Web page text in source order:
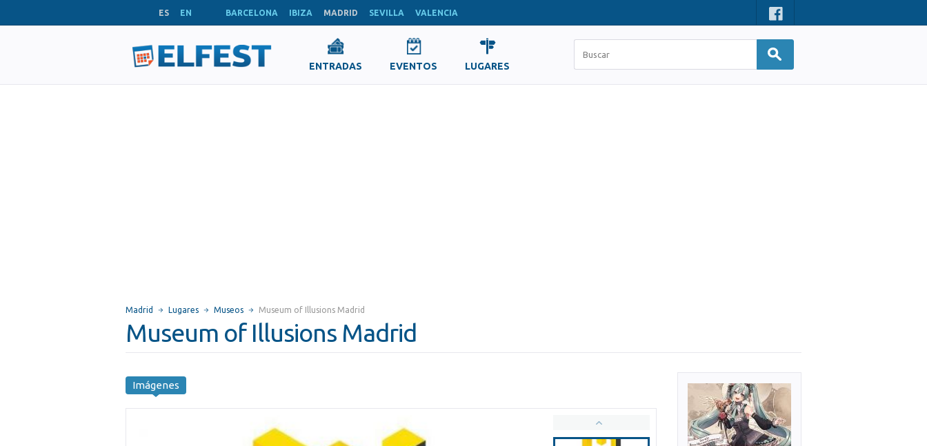
ES EN BARCELONA IBIZA MADRID SEVILLA VALENCIA
ENTRADAS EVENTOS LUGARES
Madrid Lugares Museos Museum of Illusions Madrid
Museum of Illusions Madrid
Imágenes